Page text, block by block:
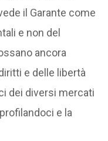
il Garante come
e non del
ancora
e delle libertà
dei diversi mercati
e la